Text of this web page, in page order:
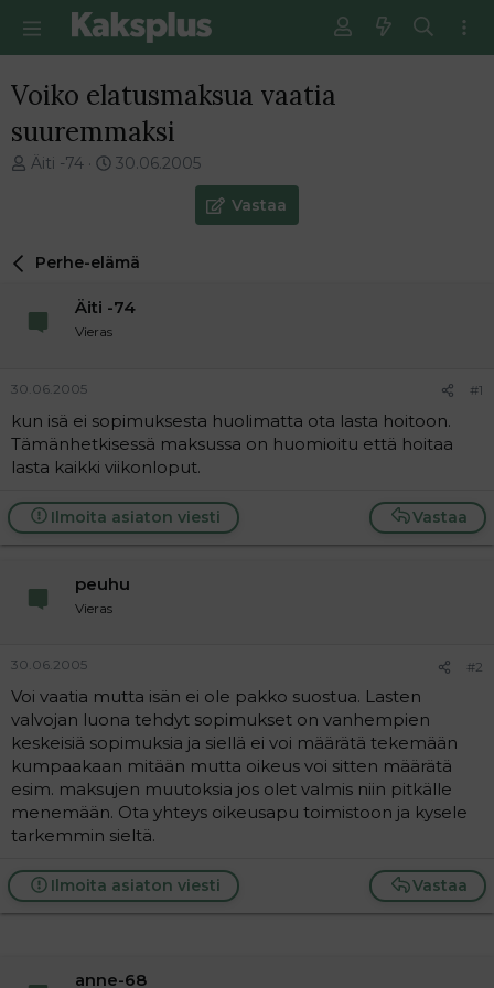
Voiko elatusmaksua vaatia
suuremmaksi
V
e
t
n
a
o
i
t
t
a
Äiti -74
E
m
i
i
s
t
i
30.06.2005
Vastaa
Perhe-elämä
Äiti -74
Vieras
30.06.2005 #1
kun isä ei sopimuksesta huolimatta ota lasta hoitoon.
Tämänhetkisessä maksussa on huomioitu että hoitaa
lasta kaikki viikonloput.
Vastaa
Ilmoita asiaton viesti
peuhu
Vieras
30.06.2005 #2
Voi vaatia mutta isän ei ole pakko suostua. Lasten
valvojan luona tehdyt sopimukset on vanhempien
keskeisiä sopimuksia ja siellä ei voi määrätä tekemään
kumpaakaan mitään mutta oikeus voi sitten määrätä
esim. maksujen muutoksia jos olet valmis niin pitkälle
menemään. Ota yhteys oikeusapu toimistoon ja kysele
tarkemmin sieltä.
Vastaa
Ilmoita asiaton viesti
anne-68